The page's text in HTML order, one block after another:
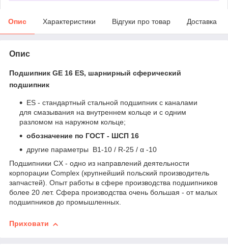
Опис Характеристики Відгуки про товар Доставка
Опис
Подшипник GE 16 ES, шарнирный сферический
подшипник
ES - стандартный стальной подшипник с каналами
для смазывания на внутреннем кольце и с одним
разломом на наружном кольце;
обозначение по ГОСТ - ШСП 16
другие параметры B1-10 / R-25 / α -10
Подшипники CX - одно из направлений деятельности
корпорации Complex (крупнейший польский производитель
запчастей). Опыт работы в сфере производства подшипников
более 20 лет. Сфера производства очень большая - от малых
подшипников до промышленных.
Приховати